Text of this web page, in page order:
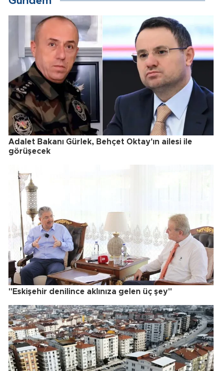
Adalet Bakanı Gürlek, Behçet Oktay'ın ailesi ile
görüşecek
"Eskişehir denilince aklınıza gelen üç şey"